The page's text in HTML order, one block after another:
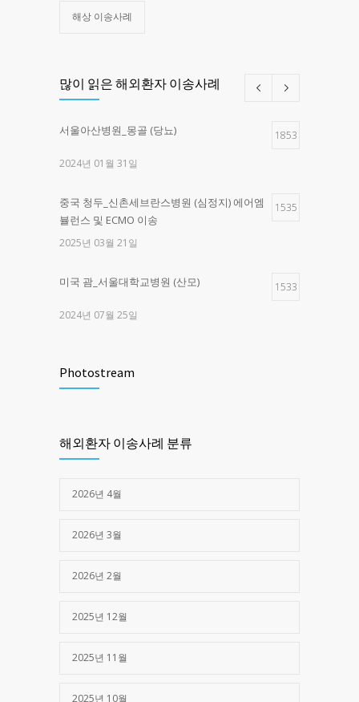
해상 이송사례
많이 읽은 해외환자 이송사례
서울아산병원_몽골 (당뇨) 1853
2024년 01월 31일
중국 청두_신촌세브란스병원 (심정지) 에어엠
뷸런스 및 ECMO 이송
1535
2025년 03월 21일
미국 괌_서울대학교병원 (산모) 1533
2024년 07월 25일
2025년 03월 28일
2025년 05월 16일
Photostream
해외환자 이송사례 분류
2026년 4월
2026년 3월
2026년 2월
2025년 12월
2025년 11월
2025년 10월